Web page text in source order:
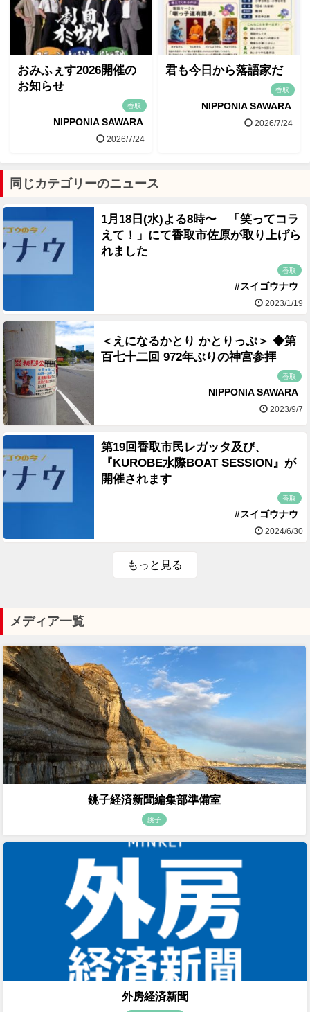
おみふぇす2026開催の
お知らせ
香取
NIPPONIA SAWARA
2026/7/24
君も今日から落語家だ
香取
NIPPONIA SAWARA
2026/7/24
同じカテゴリーのニュース
1月18日(水)よる8時〜 「笑ってコラ
えて！」にて香取市佐原が取り上げら
れました
香取
#スイゴウナウ
2023/1/19
＜えになるかとり かとりっぷ＞ ◆第
百七十二回 972年ぶりの神宮参拝
香取
NIPPONIA SAWARA
2023/9/7
第19回香取市民レガッタ及び、
『KUROBE水際BOAT SESSION』が
開催されます
香取
#スイゴウナウ
2024/6/30
もっと見る
メディア一覧
銚子経済新聞編集部準備室
銚子
外房経済新聞